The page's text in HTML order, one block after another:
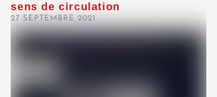
sens de circulation
27 SEPTEMBRE 2021